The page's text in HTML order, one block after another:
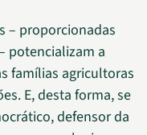
– proporcionadas
potencializam a
famílias agricultoras
E, desta forma, se
defensor da